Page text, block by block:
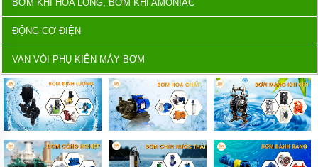
BƠM KHÍ HÓA LỎNG, BƠM KHÍ AMONIAC
ĐỘNG CƠ ĐIỆN
VAN VÒI PHỤ KIỆN MÁY BƠM